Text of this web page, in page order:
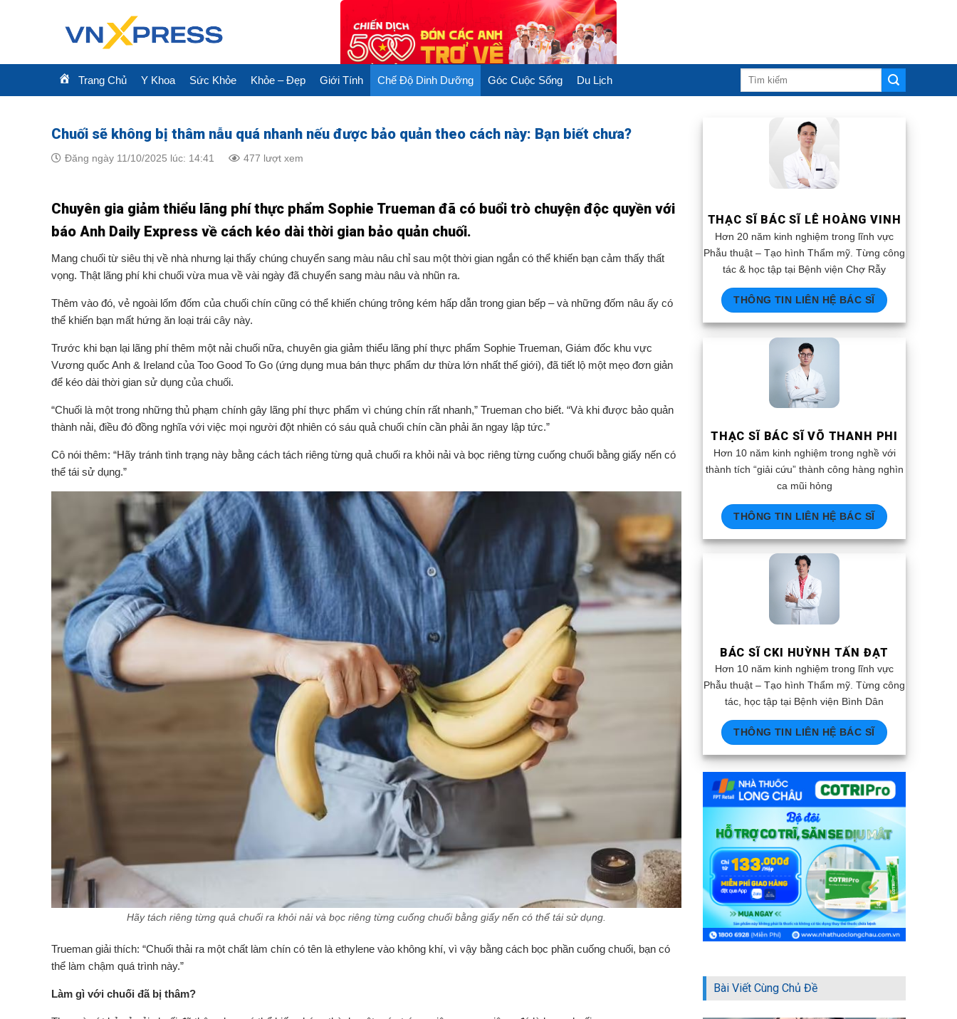
Trang Chủ Y Khoa Sức Khỏe Khỏe – Đẹp Giới Tính Chế Độ Dinh Dưỡng Góc Cuộc Sống Du Lịch
Chuối sẽ không bị thâm nẫu quá nhanh nếu được bảo quản theo cách này: Bạn biết chưa?
Đăng ngày 11/10/2025 lúc: 14:41 477 lượt xem
Chuyên gia giảm thiểu lãng phí thực phẩm Sophie Trueman đã có buổi trò chuyện độc quyền với
báo Anh Daily Express về cách kéo dài thời gian bảo quản chuối.
Mang chuối từ siêu thị về nhà nhưng lại thấy chúng chuyển sang màu nâu chỉ sau một thời gian ngắn có thể khiến bạn cảm thấy thất
vọng. Thật lãng phí khi chuối vừa mua về vài ngày đã chuyển sang màu nâu và nhũn ra.
Thêm vào đó, vẻ ngoài lốm đốm của chuối chín cũng có thể khiến chúng trông kém hấp dẫn trong gian bếp – và những đốm nâu ấy có
thể khiến bạn mất hứng ăn loại trái cây này.
Trước khi bạn lại lãng phí thêm một nải chuối nữa, chuyên gia giảm thiểu lãng phí thực phẩm Sophie Trueman, Giám đốc khu vực
Vương quốc Anh & Ireland của Too Good To Go (ứng dụng mua bán thực phẩm dư thừa lớn nhất thế giới), đã tiết lộ một mẹo đơn giản
để kéo dài thời gian sử dụng của chuối.
“Chuối là một trong những thủ phạm chính gây lãng phí thực phẩm vì chúng chín rất nhanh,” Trueman cho biết. “Và khi được bảo quản
thành nải, điều đó đồng nghĩa với việc mọi người đột nhiên có sáu quả chuối chín cần phải ăn ngay lập tức.”
Cô nói thêm: “Hãy tránh tình trạng này bằng cách tách riêng từng quả chuối ra khỏi nải và bọc riêng từng cuống chuối bằng giấy nến có
thể tái sử dụng.”
Hãy tách riêng từng quả chuối ra khỏi nải và bọc riêng từng cuống chuối bằng giấy nến có thể tái sử dụng.
Trueman giải thích: “Chuối thải ra một chất làm chín có tên là ethylene vào không khí, vì vậy bằng cách bọc phần cuống chuối, bạn có
thể làm chậm quá trình này.”
Làm gì với chuối đã bị thâm?
THẠC SĨ BÁC SĨ LÊ HOÀNG VINH
Hơn 20 năm kinh nghiệm trong lĩnh vực
Phẫu thuật – Tạo hình Thẩm mỹ. Từng công
tác & học tập tại Bệnh viện Chợ Rẫy
THÔNG TIN LIÊN HỆ BÁC SĨ
THẠC SĨ BÁC SĨ VÕ THANH PHI
Hơn 10 năm kinh nghiệm trong nghề với
thành tích “giải cứu” thành công hàng nghìn
ca mũi hỏng
THÔNG TIN LIÊN HỆ BÁC SĨ
BÁC SĨ CKI HUỲNH TẤN ĐẠT
Hơn 10 năm kinh nghiệm trong lĩnh vực
Phẫu thuật – Tạo hình Thẩm mỹ. Từng công
tác, học tập tại Bệnh viện Bình Dân
THÔNG TIN LIÊN HỆ BÁC SĨ
Bài Viết Cùng Chủ Đề